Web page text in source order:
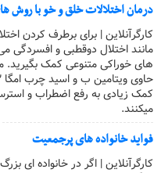
درمان اختلالات خلق و خو با روش
کارگرآنلاین | برای برطرف کردن
مانند اختلال دوقطبی و افسردگی
های خوراکی متنوعی کمک بگیرید.
کمک زیادی به رفع اضطراب و
میکنند.
فواید خانواده های پرجمعیت
کارگرآنلاین | اگر در خانواده ای